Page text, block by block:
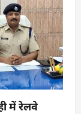
में रेलवे